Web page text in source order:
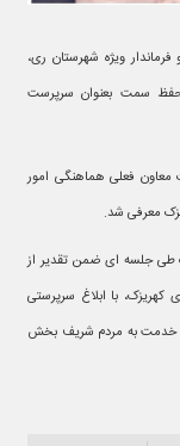
فرماندار ویژه شهرستان ری،
حفظ سمت بعنوان سرپرست
معاون فعلی هماهنگی امور
معرفی شد.
طی جلسه ای ضمن تقدیر از
با ابلاغ سرپرستی
خدمت به مردم شریف بخش